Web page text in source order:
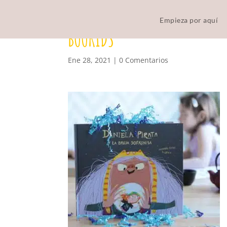
Empieza por aquí
BOOKIDS
Ene 28, 2021 |0 Comentarios